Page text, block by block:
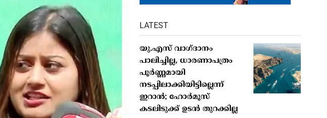
LATEST
യു.എസ് വാഗ്ദാനം
പാലിച്ചില്ല, ധാരണാപത്രം
പൂർണ്ണമായി
നടപ്പിലാക്കിയിട്ടില്ലെന്ന്
ഇറാൻ; ഹോർമൂസ്
കടലിടുക്ക് ഉടൻ തുറക്കില്ല